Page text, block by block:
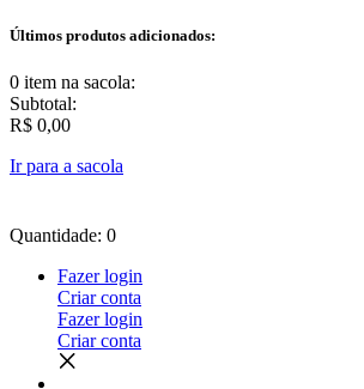
Últimos produtos adicionados:
0 item na sacola:
Subtotal:
R$ 0,00
Ir para a sacola
Quantidade: 0
Fazer login
Criar conta
Fazer login
Criar conta